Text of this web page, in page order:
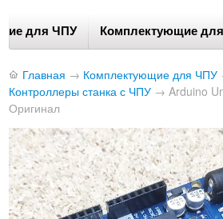
для ЧПУ Комплектующие
Главная → Комплектующие для ЧПУ
Контроллеры станка с ЧПУ → Arduino
Оригинал